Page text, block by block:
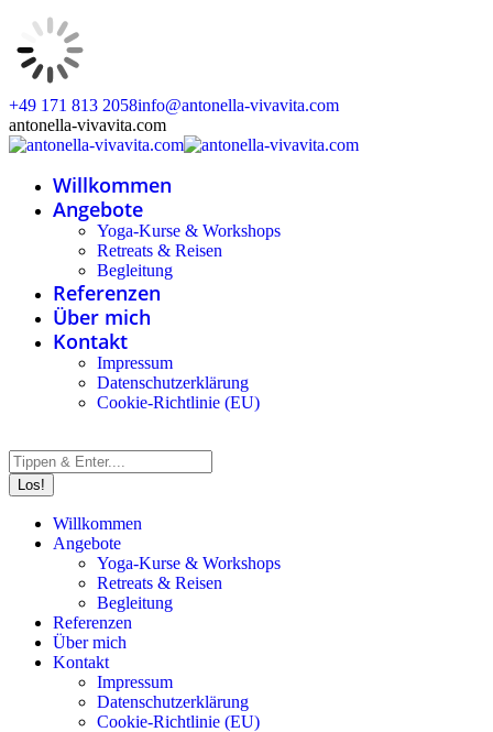
Zum
Inhalt
springen
+49 171 813 2058info@antonella-vivavita.com
Instagram
page
window
Facebook
page
window
Linkedin
page
window
Whatsapp
page
window
antonella-vivavita.com
Willkommen
Angebote
Yoga-Kurse & Workshops
Retreats & Reisen
Begleitung
Referenzen
Über mich
Kontakt
Impressum
Datenschutzerklärung
Cookie-Richtlinie (EU)
Willkommen
Angebote
Yoga-Kurse & Workshops
Retreats & Reisen
Begleitung
Referenzen
Über mich
Kontakt
Impressum
Datenschutzerklärung
Cookie-Richtlinie (EU)